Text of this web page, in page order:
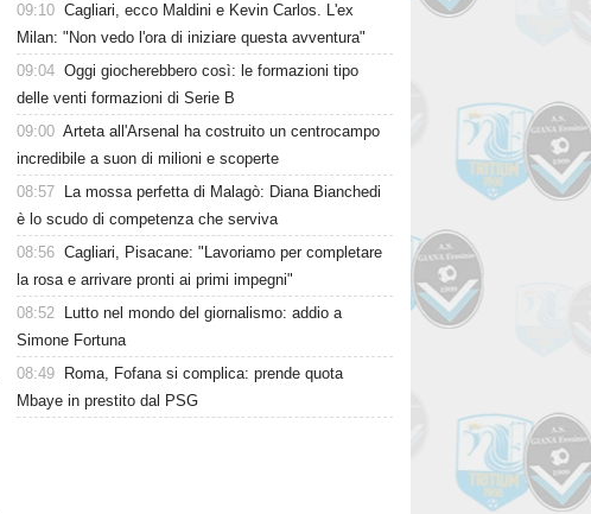
09:10 Cagliari, ecco Maldini e Kevin Carlos. L'ex
Milan: "Non vedo l'ora di iniziare questa avventura"
09:04 Oggi giocherebbero così: le formazioni tipo
delle venti formazioni di Serie B
09:00 Arteta all'Arsenal ha costruito un centrocampo
incredibile a suon di milioni e scoperte
08:57
La mossa perfetta di Malagò: Diana Bianchedi
è lo scudo di competenza che serviva
08:56 Cagliari, Pisacane: "Lavoriamo per completare
la rosa e arrivare pronti ai primi impegni"
08:52
Lutto nel mondo del giornalismo: addio a
Simone Fortuna
08:49
Roma, Fofana si complica: prende quota
Mbaye in prestito dal PSG